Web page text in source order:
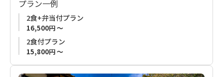
『四季のイベント（土、木、紙、布）』や『くまの里山体験』
もお楽しみいただけます。
普段ゆっくり休むことができない方、古道歩きの方など、皆さ
プラン一例
2食+弁当付プラン
16,500円 ～
2食付プラン
15,800円 ～